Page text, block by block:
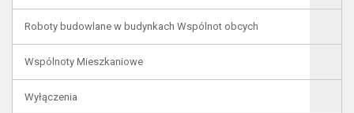
Roboty budowlane w budynkach Wspólnot obcych
Wspólnoty Mieszkaniowe
Wyłączenia